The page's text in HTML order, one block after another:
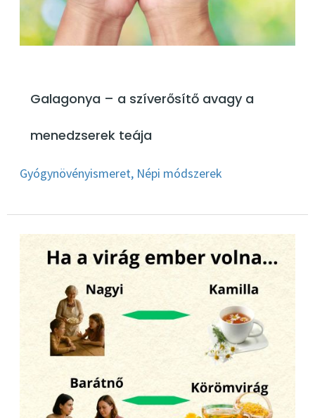
Galagonya – a szíverősítő avagy a
menedzserek teája
Gyógynövényismeret, Népi módszerek